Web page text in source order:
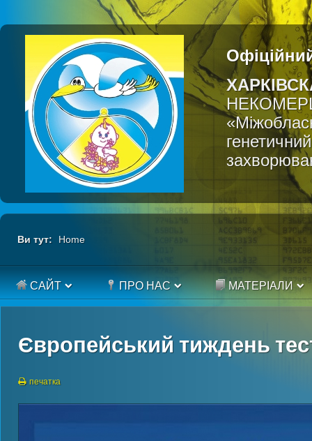
Ви тут: Home
САЙТ ПРО НАС МАТЕРІАЛИ
Європейський тиждень
печатка